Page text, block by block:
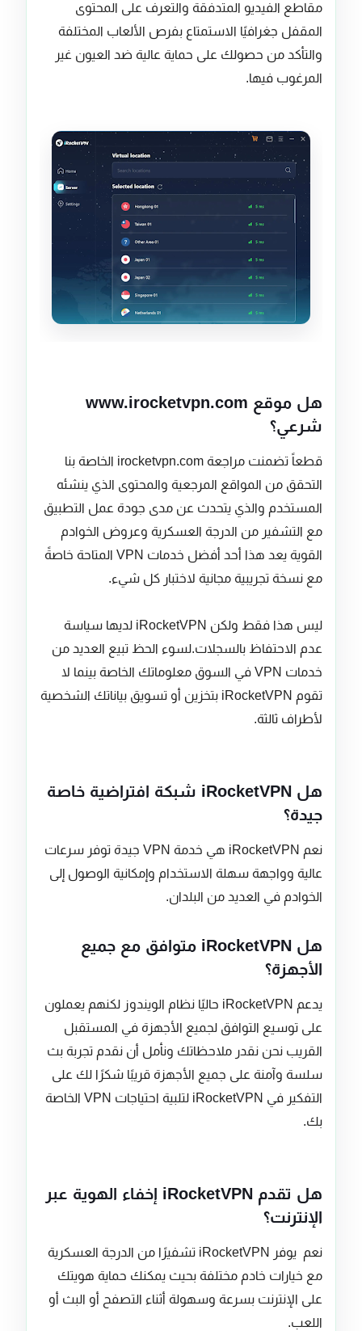
مقاطع الفيديو المتدفقة والتعرف على المحتوى
المقفل جغرافيًا الاستمتاع بفرص الألعاب المختلفة
والتأكد من حصولك على حماية عالية ضد العيون غير
المرغوب فيها.
هل موقع www.irocketvpn.com
شرعي؟
قطعاً تضمنت مراجعة irocketvpn.com الخاصة بنا
التحقق من المواقع المرجعية والمحتوى الذي ينشئه
المستخدم والذي يتحدث عن مدى جودة عمل التطبيق
مع التشفير من الدرجة العسكرية وعروض الخوادم
القوية يعد هذا أحد أفضل خدمات VPN المتاحة خاصةً
مع نسخة تجريبية مجانية لاختبار كل شيء.
ليس هذا فقط ولكن iRocketVPN لديها سياسة
عدم الاحتفاظ بالسجلات.لسوء الحظ تبيع العديد من
خدمات VPN في السوق معلوماتك الخاصة بينما لا
تقوم iRocketVPN بتخزين أو تسويق بياناتك الشخصية
لأطراف ثالثة.
هل iRocketVPN شبكة افتراضية خاصة
جيدة؟
نعم iRocketVPN هي خدمة VPN جيدة توفر سرعات
عالية وواجهة سهلة الاستخدام وإمكانية الوصول إلى
الخوادم في العديد من البلدان.
هل iRocketVPN متوافق مع جميع
الأجهزة؟
يدعم iRocketVPN حاليًا نظام الويندوز لكنهم يعملون
على توسيع التوافق لجميع الأجهزة في المستقبل
القريب نحن نقدر ملاحظاتك ونأمل أن نقدم تجربة بث
سلسة وآمنة على جميع الأجهزة قريبًا شكرًا لك على
التفكير في iRocketVPN لتلبية احتياجات VPN الخاصة
بك.
هل تقدم iRocketVPN إخفاء الهوية عبر
الإنترنت؟
نعم يوفر iRocketVPN تشفيرًا من الدرجة العسكرية
مع خيارات خادم مختلفة بحيث يمكنك حماية هويتك
على الإنترنت بسرعة وسهولة أثناء التصفح أو البث أو
اللعب.